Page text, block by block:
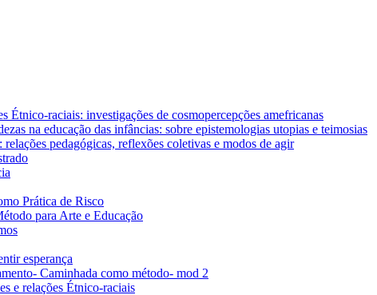
Étnico-raciais: investigações de cosmopercepções amefricanas
na educação das infâncias: sobre epistemologias utopias e teimosias
relações pedagógicas, reflexões coletivas e modos de agir
Prática de Risco
para Arte e Educação
esperança
Caminhada como método- mod 2
e relações Étnico-raciais